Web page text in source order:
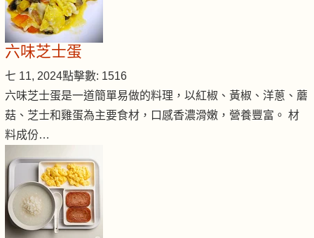
六味芝士蛋
七 11, 2024點擊數: 1516
六味芝士蛋是一道簡單易做的料理，以紅椒、黃椒、洋蔥、蘑
菇、芝士和雞蛋為主要食材，口感香濃滑嫩，營養豐富。 材
料成份…